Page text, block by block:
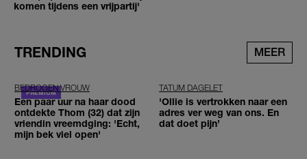
komen tijdens een vrijpartij'
TRENDING MEER
BEDROGEN VROUW
Een paar uur na haar dood
ontdekte Thom (32) dat zijn
vriendin vreemdging: 'Echt,
mijn bek viel open'
TATUM DAGELET
'Ollie is vertrokken naar een
adres ver weg van ons. En
dat doet pijn’